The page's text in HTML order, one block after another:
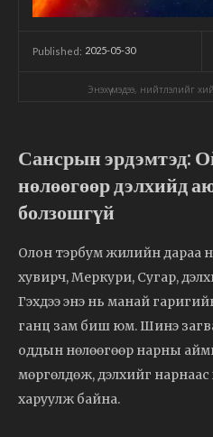
Published: 2025-05-30
Энэхүү мэдээ, нийтлэлийг
Сансрын эрдэмтэд:
нөлөөгөөр дэлхийд
болзошгүй
Олон тэрбум жилийн дараа
хувирч, Меркури, Сугар,
Гэхдээ энэ нь манай
ганц зам биш юм. Шинэ
оддын нөлөөгөөр нарны
мөргөлдөж, дэлхийг
харуулж байна.